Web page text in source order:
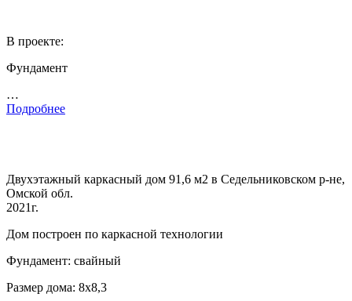
В проекте:
Фундамент
…
Подробнее
Двухэтажный каркасный дом 91,6 м2 в Седельниковском р-не,
Омской обл.
2021г.
Дом построен по каркасной технологии
Фундамент: свайный
Размер дома: 8х8,3